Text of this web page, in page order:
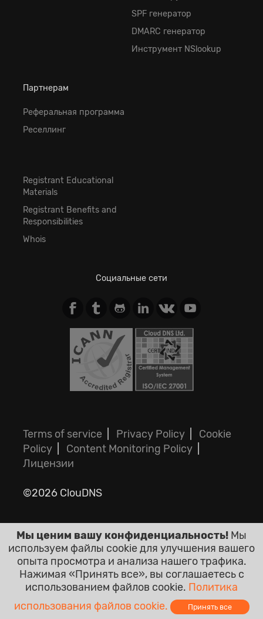
SPF генератор
DMARC генератор
Инструмент NSlookup
Партнерам
Реферальная программа
Реселлинг
Registrant Educational
Materials
Registrant Benefits and
Responsibilities
Whois
Социальные сети
Terms of service Privacy Policy
Cookie
Policy
Content Monitoring Policy
Лицензии
©2026 ClouDNS
Все цены являются окончательными и
включают налоги. Никаких других
скрытых платежей!
Мы ценим вашу конфиденциальность! Мы
используем файлы cookie для улучшения вашего
опыта просмотра и анализа нашего трафика.
Нажимая «Принять все», вы соглашаетесь с
использованием файлов cookie. Политика
использования файлов cookie.
Принять все